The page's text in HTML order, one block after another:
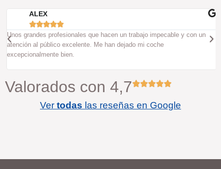
ALEX

Unos grandes profesionales que hacen un trabajo impecable y con un
atención al público excelente. Me han dejado mi coche
excepcionalmente bien.
Valorados con 4,7
Ver todas las reseñas en Google